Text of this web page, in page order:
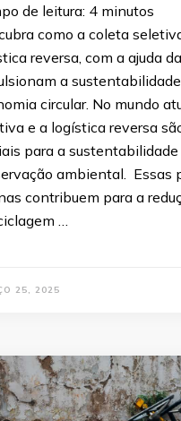
de leitura: 4 minutos
como a coleta
reversa, com a ajuda
a
circular. No mundo
e a logística reversa
para a sustentabilidade
ambiental. Essas
contribuem para a
…
25, 2025